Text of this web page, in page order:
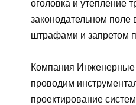
оголовка и утепление
законодательном
штрафами и запретом
Компания Инженерные
проводим
проектирование